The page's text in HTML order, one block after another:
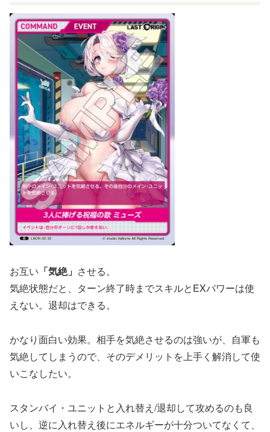
お互い 「気絶」 させる。
気絶状態だと、ターン終了時までスキルとEXパワーは使
えない。退却はできる。
かなり面白い効果。相手を気絶させるのは強いが、自軍も
気絶してしまうので、そのデメリットを上手く解消して使
いこなしたい。
スタンバイ・ユニットと入れ替え/退却して攻めるのも良
いし、逆に入れ替え後にエネルギーが十分ついてなくて、